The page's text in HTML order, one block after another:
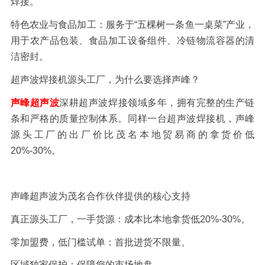
特色农业与食品加工：服务于“五棵树一条鱼一桌菜”产业，
用于农产品包装、食品加工设备组件、冷链物流容器的清
洁密封。
超声波焊接机源头工厂，为什么要选择声峰？
声峰超声波深耕超声波焊接领域多年，拥有完整的生产链
条和严格的质量控制体系。同样一台超声波焊接机，声峰
源头工厂的出厂价比茂名本地贸易商的拿货价低
20%-30%。
声峰超声波为茂名合作伙伴提供的核心支持
真正源头工厂，一手货源：成本比本地拿货低20%-30%。
零加盟费，低门槛试单：首批进货不限量。